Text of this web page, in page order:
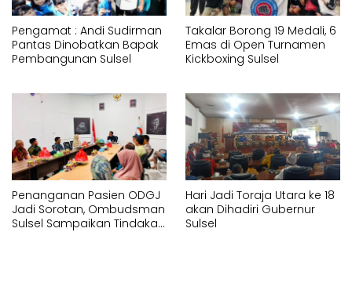
Pengamat : Andi Sudirman
Pantas Dinobatkan Bapak
Pembangunan Sulsel
Takalar Borong 19 Medali, 6
Emas di Open Turnamen
Kickboxing Sulsel
Penanganan Pasien ODGJ
Jadi Sorotan, Ombudsman
Sulsel Sampaikan Tindakan
Hari Jadi Toraja Utara ke 18
akan Dihadiri Gubernur
Sulsel